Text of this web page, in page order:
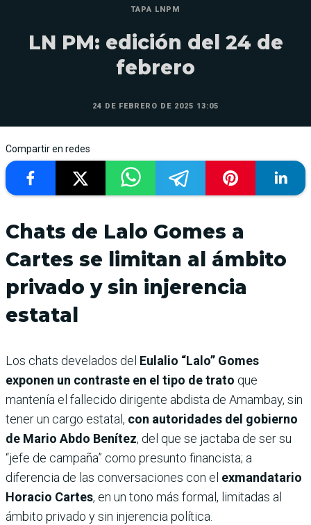
TAPA LNPM
LN PM: edición del 24 de
febrero
24 DE FEBRERO DE 2025 13:05
Compartir en redes
Chats de Lalo Gomes a
Cartes se limitan al ámbito
privado y sin injerencia
estatal
Los chats develados del Eulalio “Lalo” Gomes
exponen un contraste en el tipo de trato que
mantenía el fallecido dirigente abdista de Amambay, sin
tener un cargo estatal, con autoridades del gobierno
de Mario Abdo Benítez, del que se jactaba de ser su
“jefe de campaña” como presunto financista; a
diferencia de las conversaciones con el exmandatario
Horacio Cartes, en un tono más formal, limitadas al
ámbito privado y sin injerencia política.